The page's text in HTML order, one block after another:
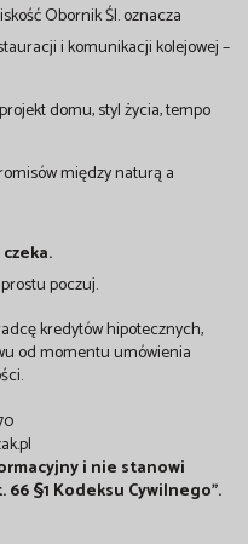
Obornik Śl. oznacza
i komunikacji kolejowej –
projekt domu, styl życia, tempo
między naturą a
poczuj.
kredytów hipotecznych,
od momentu umówienia
i nie stanowi
§1 Kodeksu Cywilnego”.